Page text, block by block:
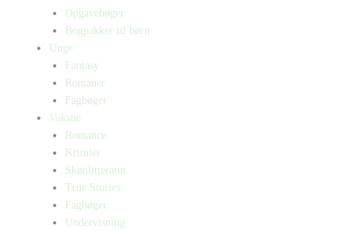
Opgavebøger
Bogpakker til børn
Unge
Fantasy
Romaner
Fagbøger
Voksne
Romance
Krimier
Skønlitteratur
True Stories
Fagbøger
Undervisning